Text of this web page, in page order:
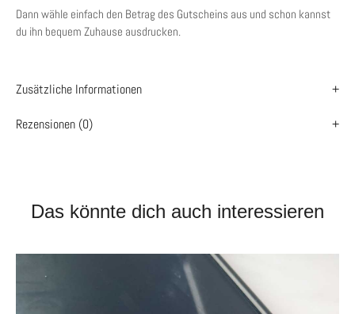
Dann wähle einfach den Betrag des Gutscheins aus und schon kannst
du ihn bequem Zuhause ausdrucken.
Zusätzliche Informationen
Rezensionen (0)
Das könnte dich auch interessieren